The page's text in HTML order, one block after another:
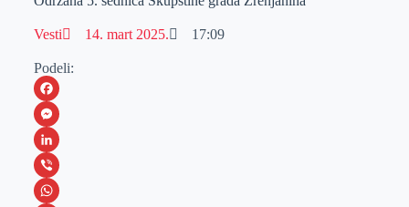
Vesti 14. mart 2025. 17:09
Podeli:
F
a
c
e
M
e
s
L
iV